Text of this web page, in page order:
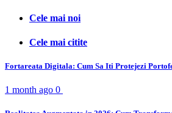
Cele mai noi
Cele mai citite
Fortareata Digitala: Cum Sa Iti Protejezi
1 month ago 0